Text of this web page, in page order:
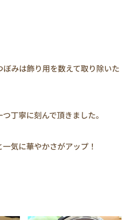
みは飾り用を数えて取り除いた
寧に刻んで頂きました。
気に華やかさがアップ！